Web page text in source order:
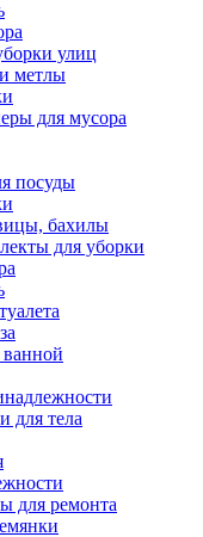
улиц
метлы
для мусора
посуды
бахилы
для уборки
ванной
для тела
для ремонта